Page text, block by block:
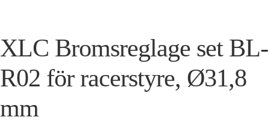
XLC Bromsreglage set BL-
R02 för racerstyre, Ø31,8
mm